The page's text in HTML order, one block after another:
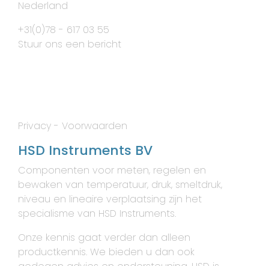
Nederland
+31(0)78 - 617 03 55
Stuur ons een bericht
Privacy - Voorwaarden
HSD Instruments BV
Componenten voor meten, regelen en
bewaken van temperatuur, druk, smeltdruk,
niveau en lineaire verplaatsing zijn het
specialisme van HSD Instruments.
Onze kennis gaat verder dan alleen
productkennis. We bieden u dan ook